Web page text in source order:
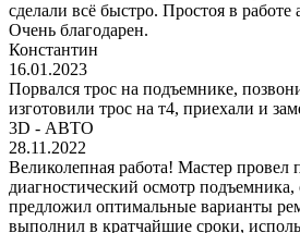
сделали всё быстро. Простоя в работе
Очень благодарен.
Константин
16.01.2023
Порвался трос на подъемнике,
изготовили трос на т4, приехали и
3D - АВТО
28.11.2022
Великолепная работа! Мастер провел
диагностический осмотр
предложил оптимальные варианты
выполнил в кратчайшие сроки,